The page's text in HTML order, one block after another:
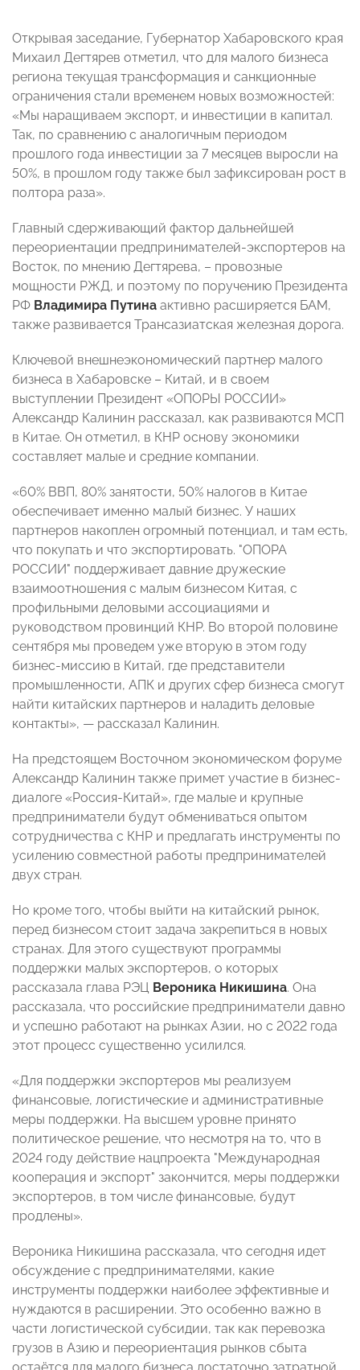
Открывая заседание, Губернатор Хабаровского края
Михаил Дегтярев отметил, что для малого бизнеса
региона текущая трансформация и санкционные
ограничения стали временем новых возможностей:
«Мы наращиваем экспорт, и инвестиции в капитал.
Так, по сравнению с аналогичным периодом
прошлого года инвестиции за 7 месяцев выросли на
50%, в прошлом году также был зафиксирован рост в
полтора раза».
Главный сдерживающий фактор дальнейшей
переориентации предпринимателей-экспортеров на
Восток, по мнению Дегтярева, – провозные
мощности РЖД, и поэтому по поручению Президента
РФ Владимира Путина активно расширяется БАМ,
также развивается Трансазиатская железная дорога.
Ключевой внешнеэкономический партнер малого
бизнеса в Хабаровске – Китай, и в своем
выступлении Президент «ОПОРЫ РОССИИ»
Александр Калинин рассказал, как развиваются МСП
в Китае. Он отметил, в КНР основу экономики
составляет малые и средние компании.
«60% ВВП, 80% занятости, 50% налогов в Китае
обеспечивает именно малый бизнес. У наших
партнеров накоплен огромный потенциал, и там есть,
что покупать и что экспортировать. "ОПОРА
РОССИИ" поддерживает давние дружеские
взаимоотношения с малым бизнесом Китая, с
профильными деловыми ассоциациями и
руководством провинций КНР. Во второй половине
сентября мы проведем уже вторую в этом году
бизнес-миссию в Китай, где представители
промышленности, АПК и других сфер бизнеса смогут
найти китайских партнеров и наладить деловые
контакты», — рассказал Калинин.
На предстоящем Восточном экономическом форуме
Александр Калинин также примет участие в бизнес-
диалоге «Россия-Китай», где малые и крупные
предприниматели будут обмениваться опытом
сотрудничества с КНР и предлагать инструменты по
усилению совместной работы предпринимателей
двух стран.
Но кроме того, чтобы выйти на китайский рынок,
перед бизнесом стоит задача закрепиться в новых
странах. Для этого существуют программы
поддержки малых экспортеров, о которых
рассказала глава РЭЦ Вероника Никишина. Она
рассказала, что российские предприниматели давно
и успешно работают на рынках Азии, но с 2022 года
этот процесс существенно усилился.
«Для поддержки экспортеров мы реализуем
финансовые, логистические и административные
меры поддержки. На высшем уровне принято
политическое решение, что несмотря на то, что в
2024 году действие нацпроекта "Международная
кооперация и экспорт" закончится, меры поддержки
экспортеров, в том числе финансовые, будут
продлены».
Вероника Никишина рассказала, что сегодня идет
обсуждение с предпринимателями, какие
инструменты поддержки наиболее эффективные и
нуждаются в расширении. Это особенно важно в
части логистической субсидии, так как перевозка
грузов в Азию и переориентация рынков сбыта